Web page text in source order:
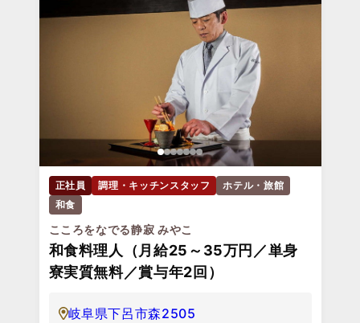
正社員 調理・キッチンスタッフ
ホテル・旅館
和食
こころをなでる静寂 みやこ
和食料理人（月給25～35万円／単身
寮実質無料／賞与年2回）
岐阜県下呂市森2505